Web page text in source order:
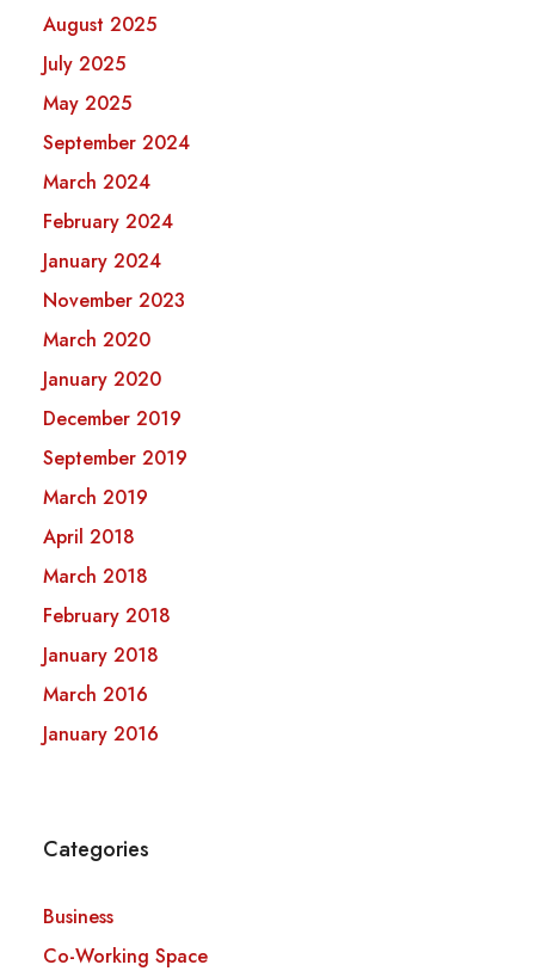
August 2025
July 2025
May 2025
September 2024
March 2024
February 2024
January 2024
November 2023
March 2020
January 2020
December 2019
September 2019
March 2019
April 2018
March 2018
February 2018
January 2018
March 2016
January 2016
Categories
Business
Co-Working Space